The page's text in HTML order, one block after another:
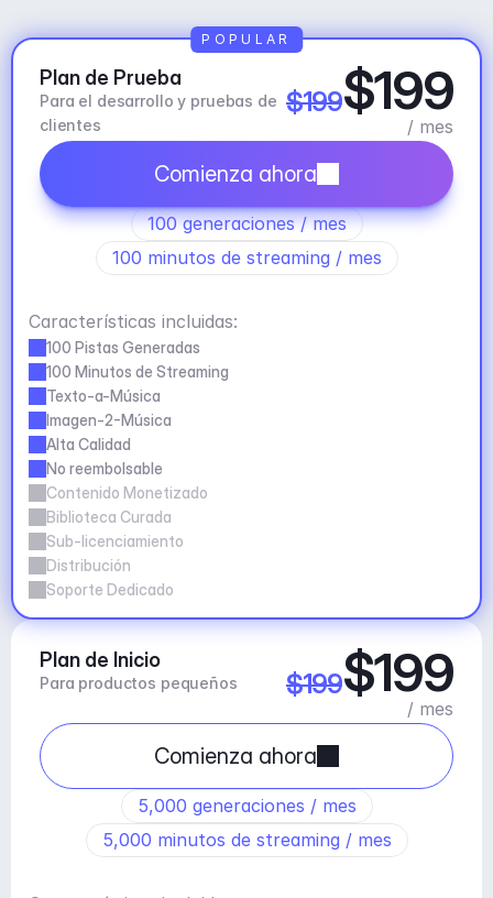
Plan de Prueba
Para el desarrollo y pruebas de
clientes
$199$199
/ mes
Comienza ahora
100 generaciones / mes
100 minutos de streaming / mes
Características incluidas:
100 Pistas Generadas
100 Minutos de Streaming
Texto-a-Música
Imagen-2-Música
Alta Calidad
No reembolsable
Contenido Monetizado
Biblioteca Curada
Sub-licenciamiento
Distribución
Soporte Dedicado
POPULAR
Plan de Inicio
Para productos pequeños $199$199
/ mes
Comienza ahora
5,000 generaciones / mes
5,000 minutos de streaming / mes